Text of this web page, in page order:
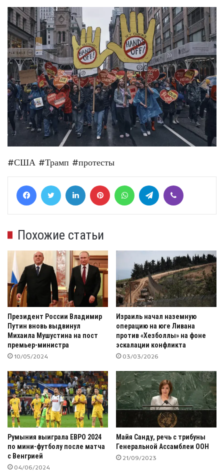
#США #Трамп #протесты
FacebookTwitter LinkedIn Pinterest WhatsAppTelegram
Похожие статьи
Президент России Владимир
Путин вновь выдвинул
Михаила Мушустина на пост
премьер-министра
10/05/2024
Израиль начал наземную
операцию на юге Ливана
против «Хезболлы» на фоне
эскалации конфликта
03/03/2026
Румыния выиграла ЕВРО 2024
по мини-футболу после матча
с Венгрией
04/06/2024
Майя Санду, речь с трибуны
Генеральной Ассамблеи ООН
21/09/2023